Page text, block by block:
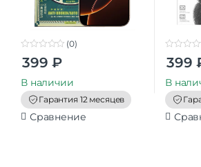
o
t
o
f
5
(0)
399 ₽
В наличии
Гарантия 12 месяцев
Сравнение
o
t
o
f
5
399
В